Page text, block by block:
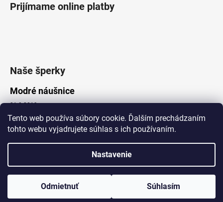
Tento web používa súbory cookie. Ďalším prechádzaním
tohto webu vyjadrujete súhlas s ich používaním.
Nastavenie
Odmietnuť Súhlasím
www.Lotka.sk - najkrajšie šperky za dobré ceny. Pri nákupe nad 50€
poštovné zdarma. Nakupujte s dôverou - naša spoločnosť je s
Prijímame online platby
Naše šperky
Modré náušnice
21.8.2019
Vytvoril Shoptet
Lotka.sk. Všetky práva vyhradené.
Upraviť nastavenie cookies